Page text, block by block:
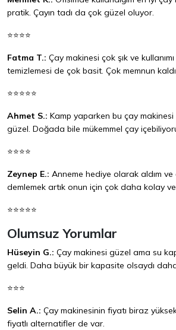
pratik. Çayın tadı da çok güzel oluyor.
⭐⭐⭐⭐
Fatma T.: Çay makinesi çok şık ve
temizlemesi de çok basit. Çok memnun
⭐⭐⭐⭐⭐
Ahmet S.: Kamp yaparken bu çay
güzel. Doğada bile mükemmel çay
⭐⭐⭐⭐
Zeynep E.: Anneme hediye olarak aldım
demlemek artık onun için çok daha kolay
⭐⭐⭐⭐⭐
Olumsuz Yorumlar
Hüseyin G.: Çay makinesi güzel ama su
geldi. Daha büyük bir kapasite olsaydı
⭐⭐⭐
Selin A.: Çay makinesinin fiyatı biraz
fiyatlı alternatifler de var.